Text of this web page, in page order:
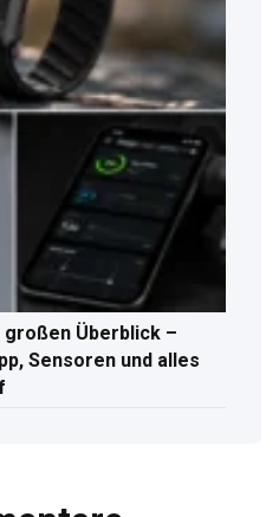
großen Überblick –
Sensoren und alles